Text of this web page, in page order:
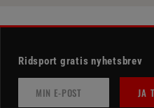
Ridsport gratis nyhetsbrev
JA